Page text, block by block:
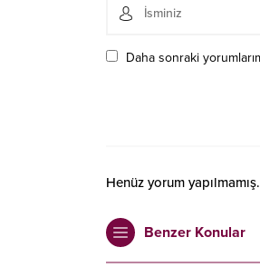
Daha sonraki
Henüz yorum
Benzer Konular